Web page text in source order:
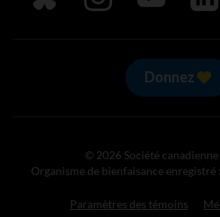
Donnez
© 2026 Société canadienne
Organisme de bienfaisance enregistré
Paramètres des témoins